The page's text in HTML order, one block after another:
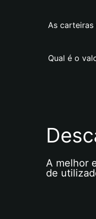
As carteiras
Qual é o
A melhor
de